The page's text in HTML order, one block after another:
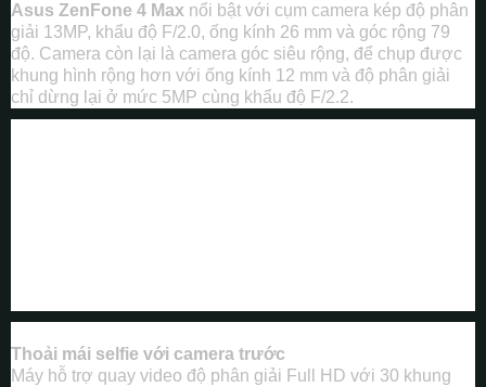
Asus ZenFone 4 Max nổi bật với cụm camera kép độ phân
giải 13MP, khẩu độ F/2.0, ống kính 26 mm và góc rộng 79
độ. Camera còn lại là camera góc siêu rộng, để chụp được
khung hình rộng hơn với ống kính 12 mm và độ phân giải
chỉ dừng lại ở mức 5MP cùng khẩu độ F/2.2.
Thoải mái selfie với camera trước
Máy hỗ trợ quay video độ phân giải Full HD với 30 khung